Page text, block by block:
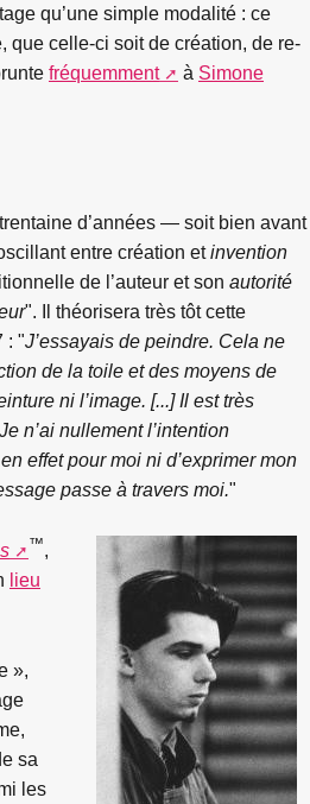
qu’une simple modalité : ce
que celle-ci soit de création, de re-
fréquemment à Simone
d’années — soit bien avant
entre création etinvention
de l’auteur et son autorité
". Il théorisera très tôt cette
: "J’essayais de peindre. Cela ne
de la toile et des moyens de
ni l’image. [...] Il est très
n’ai nullement l’intention
effet pour moi ni d’exprimer mon
passe à travers moi."
™,
lieu
»,
sa
les